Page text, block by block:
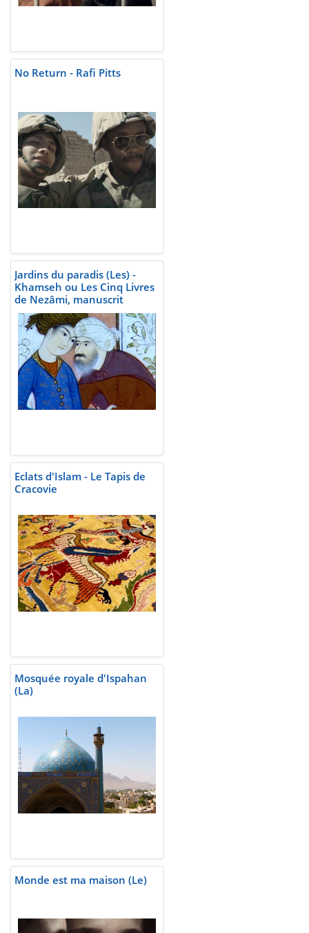
No Return - Rafi Pitts
Jardins du paradis (Les) -
Khamseh ou Les Cinq Livres
de Nezâmi, manuscrit
persan, 1619-1624
Eclats d'Islam - Le Tapis de
Cracovie
Mosquée royale d'Ispahan
(La)
Monde est ma maison (Le)